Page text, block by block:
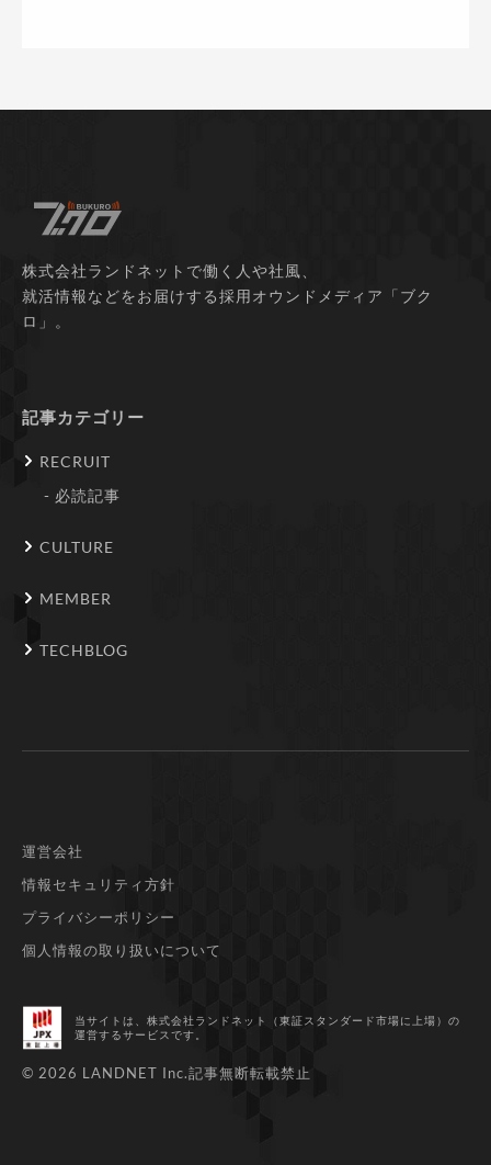
株式会社ランドネットで働く人や社風、
就活情報などをお届けする採用オウンドメディア「ブク
ロ」。
記事カテゴリー
RECRUIT
必読記事
CULTURE
MEMBER
TECHBLOG
運営会社
情報セキュリティ方針
プライバシーポリシー
個人情報の取り扱いについて
当サイトは、株式会社ランドネット（東証スタンダード市場に上場） の
運営するサービスです。
© 2026 LANDNET Inc.記事無断転載禁止